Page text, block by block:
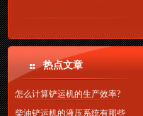
热点文章
怎么计算铲运机的生产效率?
柴油铲运机的液压系统有那些